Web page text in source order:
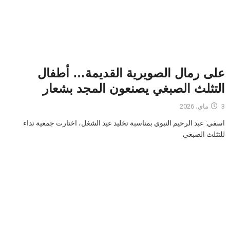
على رمال الصويرية القديمة… أطفال
التثلث الصبغي يصنعون المجد بشعار
3 ماي، 2026
اسفي: عبد الرحيم النبوي بمناسبة تخليد عيد الشغل، اختارت جمعية نداء
للتثلث الصبغي